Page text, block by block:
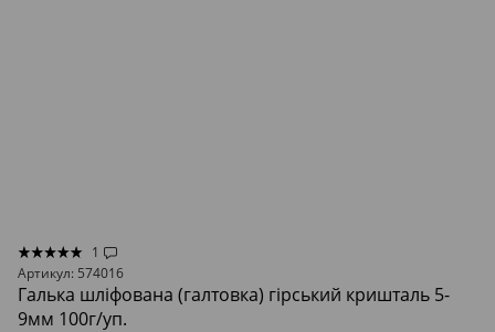
1
Артикул: 574016
Галька шліфована (галтовка) гірський кришталь 5-
9мм 100г/уп.